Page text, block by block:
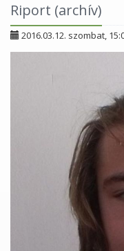
Riport (archív)
2016.03.12. szombat,